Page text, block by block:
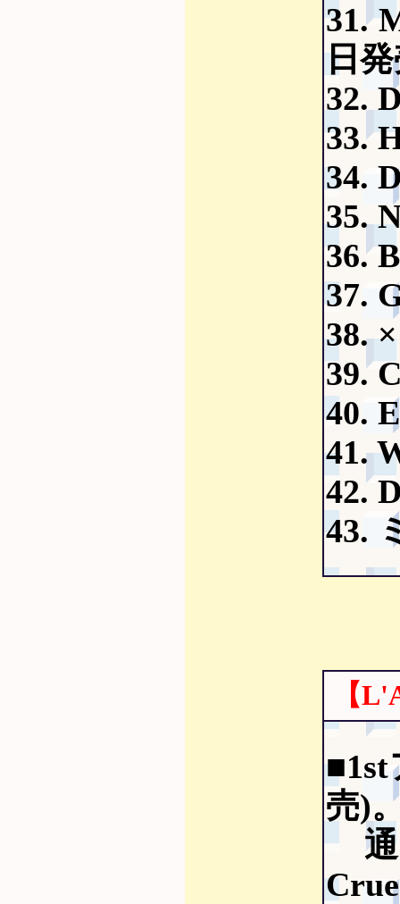
31.
日
32.
33.
34.
35.
36.
37.
38.
39.
40.
41.
42.
43.
【
■1st
売)
通